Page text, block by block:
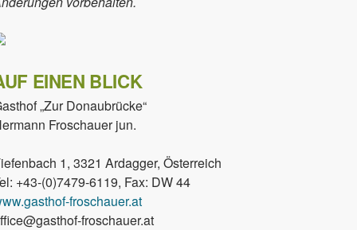
EINEN BLICK
„Zur Donaubrücke“
Froschauer jun.
1, 3321 Ardagger, Österreich
+43-(0)7479-6119, Fax: DW 44
froschauer.at
froschauer.at